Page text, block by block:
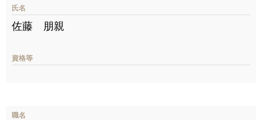
氏名
佐藤 朋親
資格等
職名